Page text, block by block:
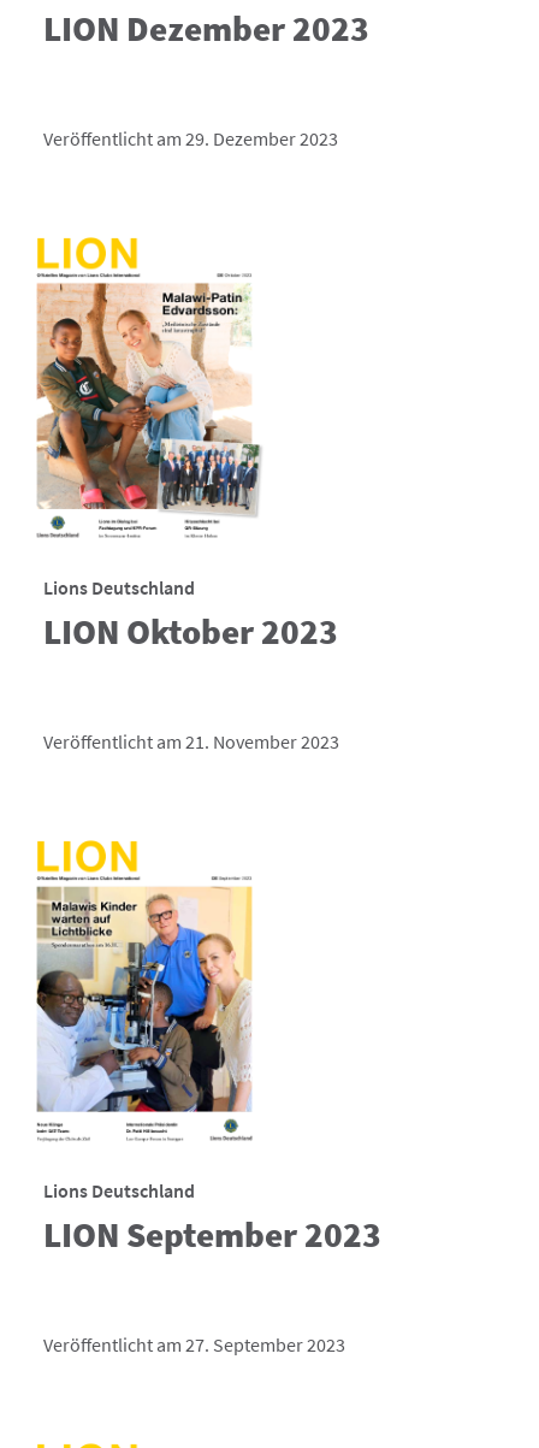
LION Dezember 2023
Veröffentlicht am 29. Dezember 2023
Lions Deutschland
LION Oktober 2023
Veröffentlicht am 21. November 2023
Lions Deutschland
LION September 2023
Veröffentlicht am 27. September 2023